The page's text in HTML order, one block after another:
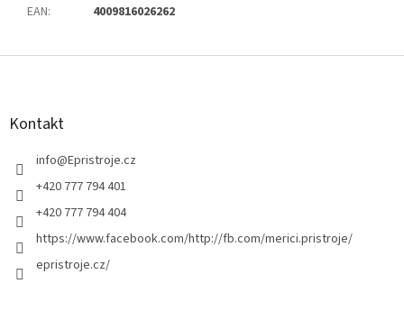
EAN: 4009816026262
Z
Kontakt
info@Epristroje.cz
+420 777 794 401
+420 777 794 404
https://www.facebook.com/http://fb.com/merici.pristroje/
epristroje.cz/